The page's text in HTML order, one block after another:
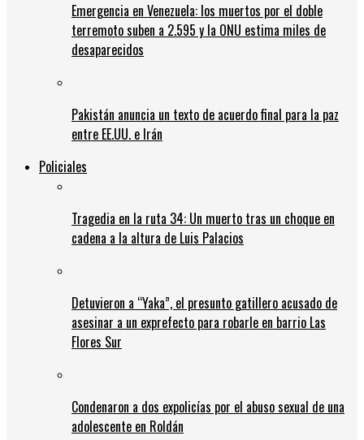
Emergencia en Venezuela: los muertos por el doble
terremoto suben a 2.595 y la ONU estima miles de
desaparecidos
Pakistán anuncia un texto de acuerdo final para la paz
entre EE.UU. e Irán
Policiales
Tragedia en la ruta 34: Un muerto tras un choque en
cadena a la altura de Luis Palacios
Detuvieron a “Yaka”, el presunto gatillero acusado de
asesinar a un exprefecto para robarle en barrio Las
Flores Sur
Condenaron a dos expolicías por el abuso sexual de una
adolescente en Roldán